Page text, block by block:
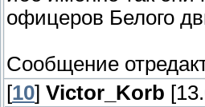
офицеров Белого
Сообщение
[10] Victor_Korb